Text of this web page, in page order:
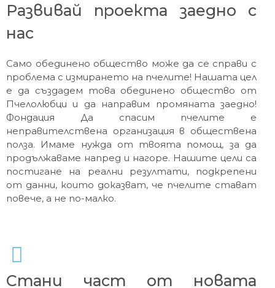
Развивай проекта заедно с
нас
Само обединено общество може да се справи с
проблема с измирането на пчелите! Нашата цел
е да създадем това обединено общество от
Пчелолюбци и да направим промяната заедно!
Фондация Да спасим пчелите e
неправителствена организация в обществена
полза. Имаме нужда от твоята помощ, за да
продължаваме напред и нагоре. Нашите цели са
постигане на реални резултати, подкрепени
от данни, които доказват, че пчелите стават
повече, а не по-малко.
Стани част от новата